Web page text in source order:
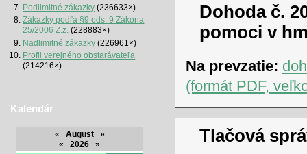
Podlimitné zákazky (236633×)
Zákazky podľa §9 ods. 9 Zákona
25/2006 Z.z. (228883×)
Nadlimitné zákazky (226961×)
Profil verejného obstarávateľa
(214216×)
Kalendár
« August
»
«
2026
»
Dohoda č.
pomoci v
Na prevzatie:
(formát PDF,
Tlačová